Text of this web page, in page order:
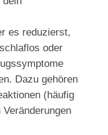
es reduzierst,
oder
Dazu gehören
(häufig